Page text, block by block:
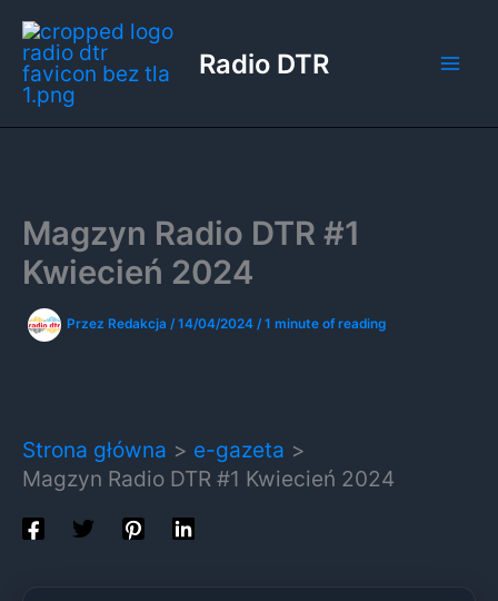
Przejdź
do
treści
Radio DTR
Magzyn Radio DTR #1
Kwiecień 2024
Przez Redakcja /14/04/2024 /1 minute of reading
Strona główna
e-gazeta
Magzyn Radio DTR #1 Kwiecień 2024